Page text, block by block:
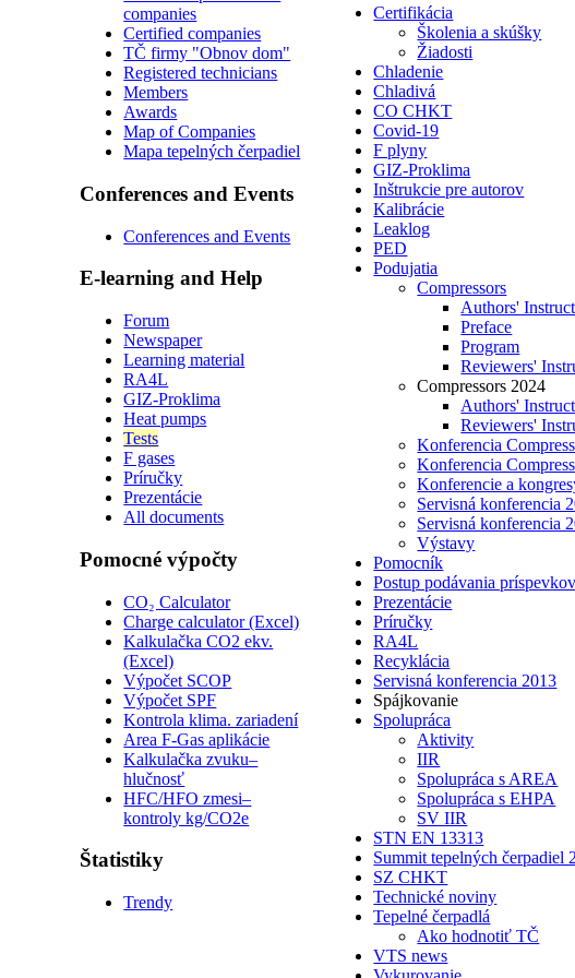
companies
Certified companies
TČ firmy "Obnov dom"
Registered technicians
Members
Awards
Map of Companies
Mapa tepelných čerpadiel
Conferences and Events
Conferences and Events
E-learning and Help
Forum
Newspaper
Learning material
RA4L
GIZ-Proklima
Heat pumps
Tests
F gases
Príručky
Prezentácie
All documents
Pomocné výpočty
CO₂ Calculator
Charge calculator (Excel)
Kalkulačka CO2 ekv.
(Excel)
Výpočet SCOP
Výpočet SPF
Kontrola klima. zariadení
Area F-Gas aplikácie
Kalkulačka zvuku–
hlučnosť
HFC/HFO zmesi–
kontroly kg/CO2e
Štatistiky
Trendy
Certifikácia
Školenia a skúšky
Žiadosti
Chladenie
Chladivá
CO CHKT
Covid-19
F plyny
GIZ-Proklima
Inštrukcie pre autorov
Kalibrácie
Leaklog
PED
Podujatia
Compressors
Authors'
Preface
Program
Reviewers'
Compressors 2024
Authors'
Reviewers'
Konferencia
Konferencia
Konferencie a
Servisná konferencia
Servisná konferencia
Výstavy
Pomocník
Postup podávania príspevkov
Prezentácie
Príručky
RA4L
Recyklácia
Servisná konferencia 2013
Spájkovanie
Spolupráca
Aktivity
IIR
Spolupráca s AREA
Spolupráca s EHPA
SV IIR
STN EN 13313
Summit tepelných čerpadiel
SZ CHKT
Technické noviny
Tepelné čerpadlá
Ako hodnotiť TČ
VTS news